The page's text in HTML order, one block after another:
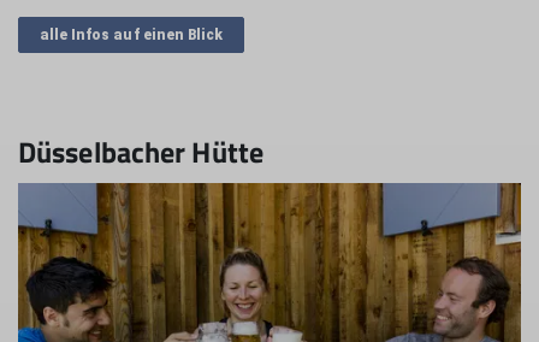
alle Infos auf einen Blick
Düsselbacher Hütte